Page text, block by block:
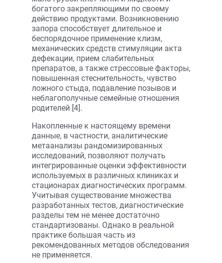
богатого закрепляющими по своему
действию продуктами. Возникновению
запора способствует длительное и
беспорядочное применение клизм,
механических средств стимуляции акта
дефекации, прием слабительных
препаратов, а также стрессовые факторы,
повышенная стеснительность, чувство
ложного стыда, подавление позывов и
неблагополучные семейные отношения
родителей [4].
Накопленные к настоящему времени
данные, в частности, аналитические
метаанализы рандомизированных
исследований, позволяют получать
интегрированные оценки эффективности
используемых в различных клиниках и
стационарах диагностических программ.
Учитывая существование множества
разработанных тестов, диагностические
разделы тем не менее достаточно
стандартизованы. Однако в реальной
практике большая часть из
рекомендованных методов обследования
не применяется.